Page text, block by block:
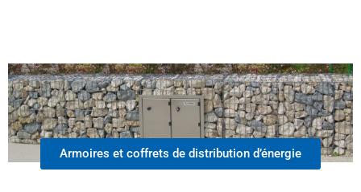
Armoires et coffrets de distribution d’énergie